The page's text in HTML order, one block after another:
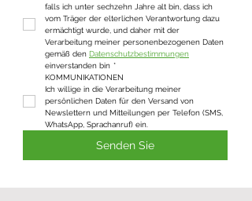
falls ich unter sechzehn Jahre alt bin, dass ich
vom Träger der elterlichen Verantwortung dazu
ermächtigt wurde, und daher mit der
Verarbeitung meiner personenbezogenen Daten
gemäß den Datenschutzbestimmungen
einverstanden bin *
KOMMUNIKATIONEN
Ich willige in die Verarbeitung meiner
persönlichen Daten für den Versand von
Newslettern und Mitteilungen per Telefon (SMS,
WhatsApp, Sprachanruf) ein.
Senden Sie